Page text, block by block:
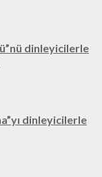
dinleyicilerle
dinleyicilerle